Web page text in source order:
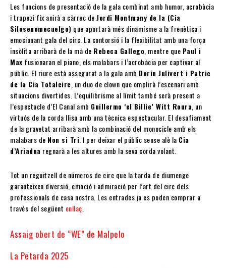
Les funcions de presentació de la gala combinat amb humor, acrobàcia
i trapezi fix anirà a càrrec deJordi Montmany de la (Cia
Silosenomecuelgo) que aportarà més dinamisme a la frenètica i
emocionant gala del circ. La contorsió i la flexibilitat amb una força
insòlita arribarà de la mà de Rebeca Gallego , mentre que Paul i
Max fusionaran el piano, els malabars i l’acrobàcia per captivar al
públic. El riure està assegurat a la gala amb Dorin Julivert i Patric
de la Cia Totalcirc , un duo de clown que omplirà l’escenari amb
situacions divertides. L’equilibrisme al límit també serà present a
l’espectacle d’El Canal amb Guillermo ‘el Billie’ Witt Roura , un
virtuós de la corda llisa amb una tècnica espectacular. El desafiament
de la gravetat arribarà amb la combinació del monocicle amb els
malabars de Non si Tri . I per deixar el públic sense alè la Cia
d’Ariadna regnarà a les altures amb la seva corda volant.
Tot un reguitzell de números de circ que la tarda de diumenge
garanteixen diversió, emoció i admiració per l’art del circ dels
professionals de casa nostra. Les entrades ja es poden comprar a
través del següent enllaç
Assaig obert de “WE” de Malpelo
La Petarda 2025